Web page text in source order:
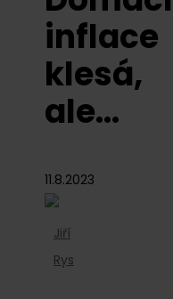
inflace
klesá,
ale…
11.8.2023
Jiří
Rys